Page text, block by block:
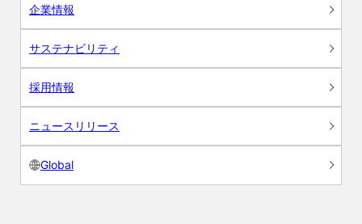
企業情報
サステナビリティ
採用情報
ニュースリリース
Global